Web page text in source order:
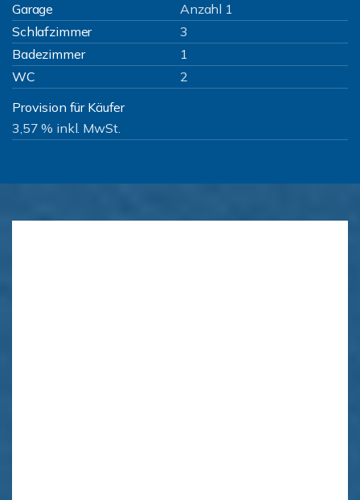
Garage
Anzahl 1
Schlafzimmer
3
Badezimmer
1
WC
2
Provision für Käufer
3,57 % inkl. MwSt.